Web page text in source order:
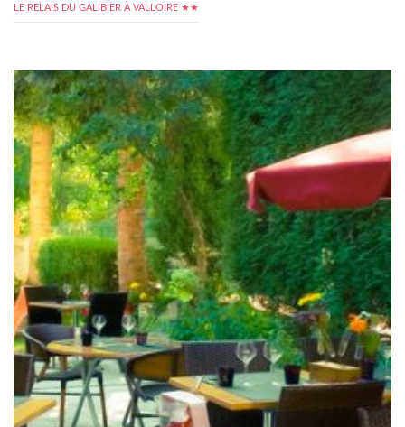
LE RELAIS DU GALIBIER À VALLOIRE ★★